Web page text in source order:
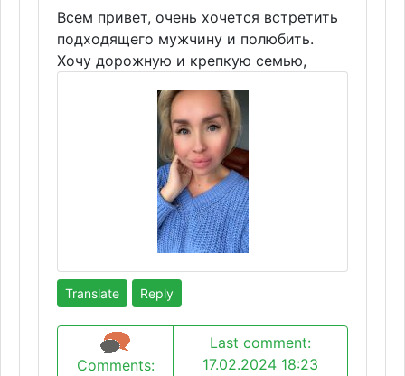
Всем привет, очень хочется встретить
подходящего мужчину и полюбить.
Хочу дорожную и крепкую семью,
Translate Reply
Comments:
Last comment:
17.02.2024 18:23